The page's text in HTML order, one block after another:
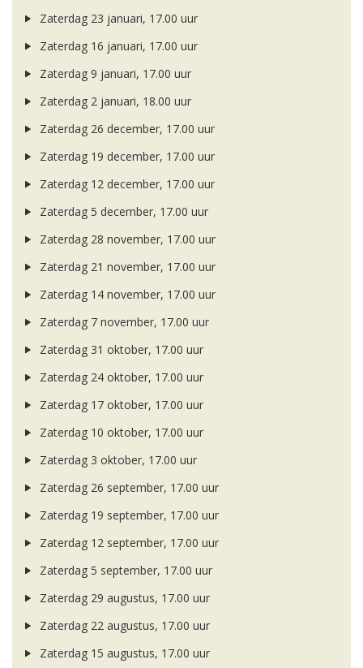
Zaterdag 23 januari, 17.00 uur
Zaterdag 16 januari, 17.00 uur
Zaterdag 9 januari, 17.00 uur
Zaterdag 2 januari, 18.00 uur
Zaterdag 26 december, 17.00 uur
Zaterdag 19 december, 17.00 uur
Zaterdag 12 december, 17.00 uur
Zaterdag 5 december, 17.00 uur
Zaterdag 28 november, 17.00 uur
Zaterdag 21 november, 17.00 uur
Zaterdag 14 november, 17.00 uur
Zaterdag 7 november, 17.00 uur
Zaterdag 31 oktober, 17.00 uur
Zaterdag 24 oktober, 17.00 uur
Zaterdag 17 oktober, 17.00 uur
Zaterdag 10 oktober, 17.00 uur
Zaterdag 3 oktober, 17.00 uur
Zaterdag 26 september, 17.00 uur
Zaterdag 19 september, 17.00 uur
Zaterdag 12 september, 17.00 uur
Zaterdag 5 september, 17.00 uur
Zaterdag 29 augustus, 17.00 uur
Zaterdag 22 augustus, 17.00 uur
Zaterdag 15 augustus, 17.00 uur